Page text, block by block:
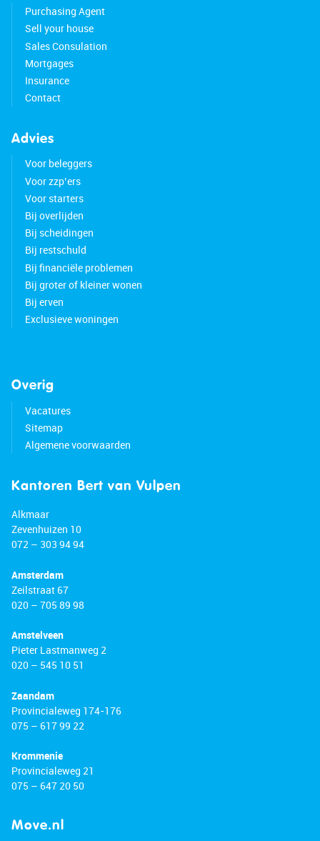
Purchasing Agent
Sell your house
Sales Consulation
Mortgages
Insurance
Contact
Advies
Voor beleggers
Voor zzp’ers
Voor starters
Bij overlijden
Bij scheidingen
Bij restschuld
Bij financiële problemen
Bij groter of kleiner wonen
Bij erven
Exclusieve woningen
Overig
Vacatures
Sitemap
Algemene voorwaarden
Kantoren Bert van Vulpen
Alkmaar
Zevenhuizen 10
072 – 303 94 94
Amsterdam
Zeilstraat 67
020 – 705 89 98
Amstelveen
Pieter Lastmanweg 2
020 – 545 10 51
Zaandam
Provincialeweg 174-176
075 – 617 99 22
Krommenie
Provincialeweg 21
075 – 647 20 50
Move.nl